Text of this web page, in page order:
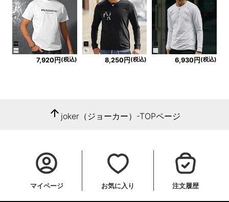
7,920円(税込) 8,250円(税込) 6,930円(税込)
arrow_upward joker（ジョーカー）-TOPページ
マイページ お気に入り 注文履歴